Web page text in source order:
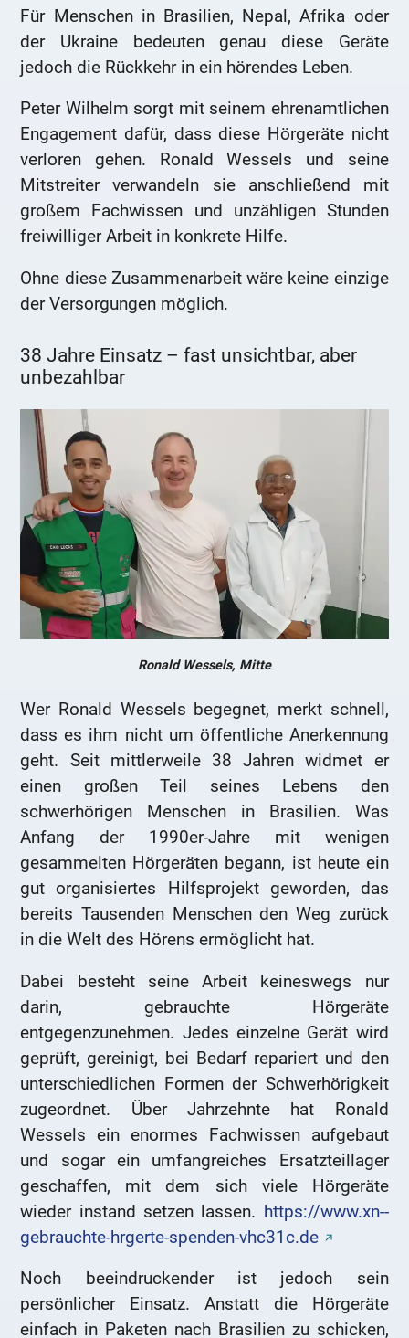
Für Menschen in Brasilien, Nepal, Afrika oder
der Ukraine bedeuten genau diese Geräte
jedoch die Rückkehr in ein hörendes Leben.
Peter Wilhelm sorgt mit seinem ehrenamtlichen
Engagement dafür, dass diese Hörgeräte nicht
verloren gehen. Ronald Wessels und seine
Mitstreiter verwandeln sie anschließend mit
großem Fachwissen und unzähligen Stunden
freiwilliger Arbeit in konkrete Hilfe.
Ohne diese Zusammenarbeit wäre keine einzige
der Versorgungen möglich.
38 Jahre Einsatz – fast unsichtbar, aber
unbezahlbar
Ronald Wessels, Mitte
Wer Ronald Wessels begegnet, merkt schnell,
dass es ihm nicht um öffentliche Anerkennung
geht. Seit mittlerweile 38 Jahren widmet er
einen großen Teil seines Lebens den
schwerhörigen Menschen in Brasilien. Was
Anfang der 1990er-Jahre mit wenigen
gesammelten Hörgeräten begann, ist heute ein
gut organisiertes Hilfsprojekt geworden, das
bereits Tausenden Menschen den Weg zurück
in die Welt des Hörens ermöglicht hat.
Dabei besteht seine Arbeit keineswegs nur
darin, gebrauchte Hörgeräte
entgegenzunehmen. Jedes einzelne Gerät wird
geprüft, gereinigt, bei Bedarf repariert und den
unterschiedlichen Formen der Schwerhörigkeit
zugeordnet. Über Jahrzehnte hat Ronald
Wessels ein enormes Fachwissen aufgebaut
und sogar ein umfangreiches Ersatzteillager
geschaffen, mit dem sich viele Hörgeräte
wieder instand setzen lassen. https://www.xn--
gebrauchte-hrgerte-spenden-vhc31c.de
Noch beeindruckender ist jedoch sein
persönlicher Einsatz. Anstatt die Hörgeräte
einfach in Paketen nach Brasilien zu schicken,